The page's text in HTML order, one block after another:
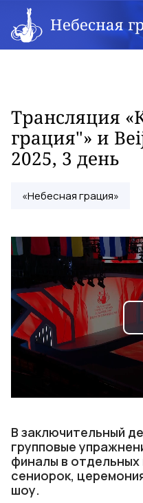
Небесная
Трансляция
грация"» и
2025, 3 день
«Небесная грация»
В заключительный
групповые
финалы в
сениорок,
шоу.